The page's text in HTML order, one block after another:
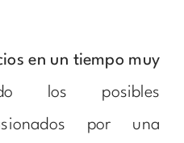
en un tiempo muy
los posibles
por una